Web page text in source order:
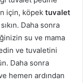
için, köpek tuvalet
Daha sonra
su ve mama
ve tuvaletini
Daha sonra
hemen ardından